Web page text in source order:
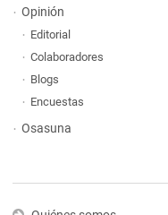
Opinión
Editorial
Colaboradores
Blogs
Encuestas
Osasuna